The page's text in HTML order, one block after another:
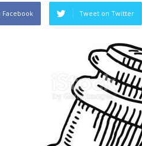
Facebook Tweet on Twitter